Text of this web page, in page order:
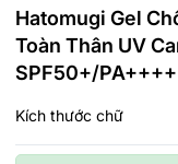
Hatomugi Gel
Toàn Thân UV
SPF50+/PA++++
Kích thước chữ